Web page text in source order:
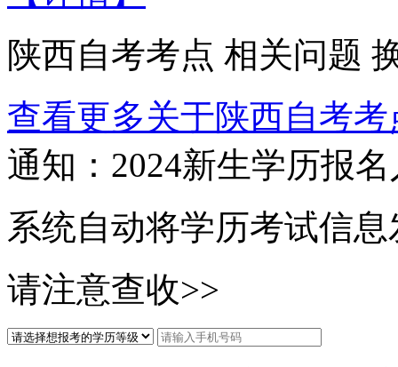
陕西自考考点 相关问题
查看更多关于陕西自考考
通知：2024新生学历报名
系统自动将学历考试信
请注意查收>>